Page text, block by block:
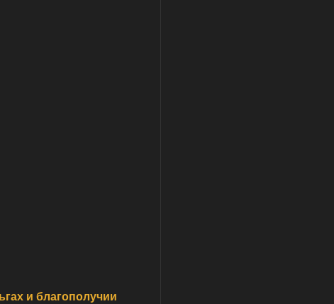
и благополучии